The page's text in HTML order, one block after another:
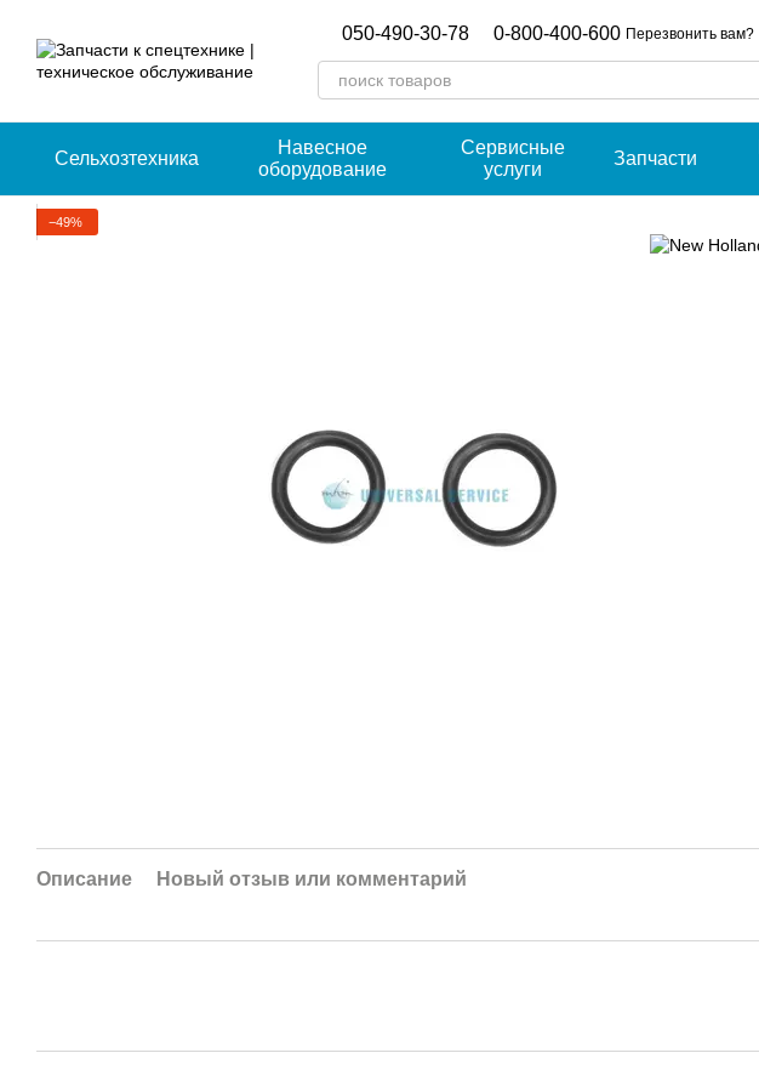
050-490-30-78 0-800-400-600 Перезвонить вам?
Сельхозтехника
Навесное
оборудование
Сервисные
услуги
Запчасти
−49%
Описание Новый отзыв или комментарий